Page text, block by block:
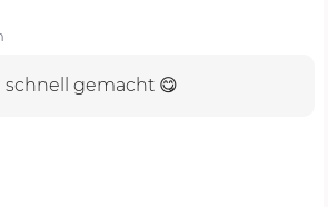
schnell gemacht 😋